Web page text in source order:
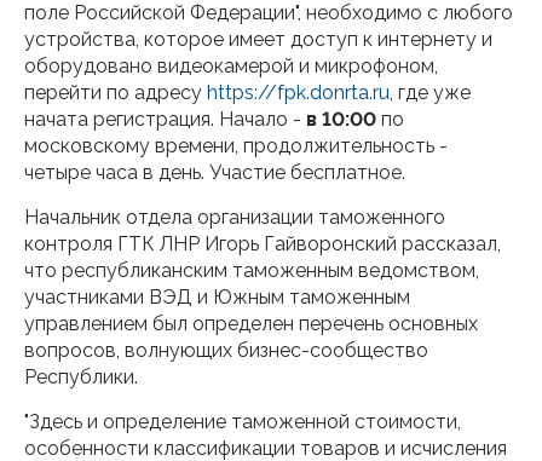
поле Российской Федерации", необходимо с любого
устройства, которое имеет доступ к интернету и
оборудовано видеокамерой и микрофоном,
перейти по адресу https://fpk.donrta.ru, где уже
начата регистрация. Начало - в 10:00 по
московскому времени, продолжительность -
четыре часа в день. Участие бесплатное.
Начальник отдела организации таможенного
контроля ГТК ЛНР Игорь Гайворонский рассказал,
что республиканским таможенным ведомством,
участниками ВЭД и Южным таможенным
управлением был определен перечень основных
вопросов, волнующих бизнес-сообщество
Республики.
"Здесь и определение таможенной стоимости,
особенности классификации товаров и исчисления